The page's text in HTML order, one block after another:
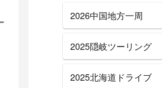
2026中国地方一周
2025隠岐ツーリング
2025北海道ドライブ